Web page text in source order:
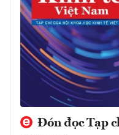
Đón đọc Tạp